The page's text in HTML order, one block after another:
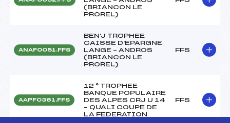
(BRIANCON LE
PROREL)
ANAF0051.FFS
BEN'J TROPHEE
CAISSE D'EPARGNE
LANGE – ANDROS
(BRIANCON LE
PROREL)
FFS
AAPF0361.FFS
12 ° TROPHEE
BANQUE POPULAIRE
DES ALPES CRJ U 14
– QUALI COUPE DE
LA FEDERATION
FFS